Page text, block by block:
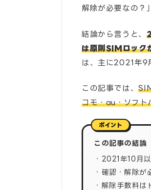
解除が必要なの？
結論から言うと、
は原則SIMロック
は、主に2021年9
この記事では、
コモ・au・ソフト
この記事の結論
・2021年10月
・確認・解除
・解除手数料は